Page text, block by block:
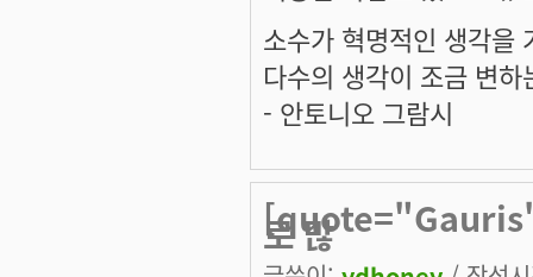
소수가 혁명적인 생각을
다수의 생각이 조금 변
- 안토니오 그람시
로 많